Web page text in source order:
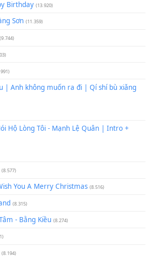
luận
nơi anh (Pinyin) (18.942)
Birthday (13.920)
Sơn
(8.991)
| Anh không muốn ra đi | Qí shí bù